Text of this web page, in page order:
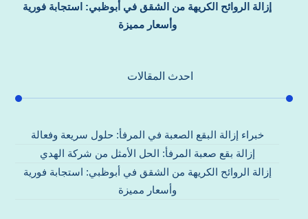
إزالة الروائح الكريهة من الشقق في أبوظبي: استجابة فورية
وأسعار مميزة
احدث المقالات
خبراء إزالة البقع الصعبة في المرفأ: حلول سريعة وفعالة
إزالة بقع صعبة المرفأ: الحل الأمثل من شركة الهدي
إزالة الروائح الكريهة من الشقق في أبوظبي: استجابة فورية
وأسعار مميزة